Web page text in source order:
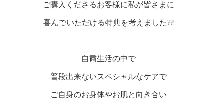
ご購入くださるお客様に私が皆さまに
喜んでいただける特典を考えました??
自粛生活の中で
普段出来ないスペシャルなケアで
ご自身のお身体やお肌と向き合い